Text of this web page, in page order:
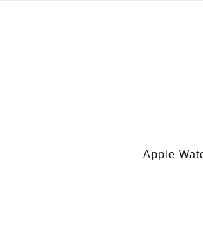
Apple